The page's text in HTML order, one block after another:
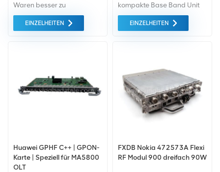
Waren besser zu
gewährleisten, professionell,
umweltfreundlich, Es
effiziente
EINZELHEITEN
kompakte Base Band Unit
(BBU) mit großer Kapazität
und separater Basisband
ausgereiften und stabilen
EINZELHEITEN
Huawei GPHF C++ | GPON-
Karte | Speziell für MA5800
OLT
FXDB Nokia 472573A Flexi
RF Modul 900 dreifach 90W